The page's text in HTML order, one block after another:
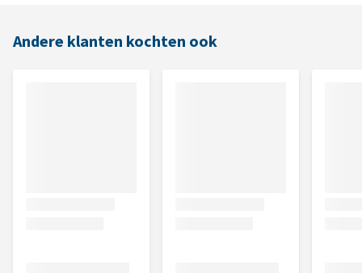
Andere klanten kochten ook